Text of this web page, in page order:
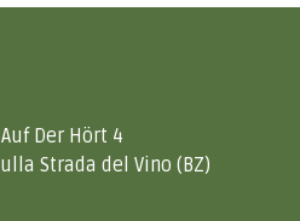
Der Hört 4
Strada del Vino (BZ)